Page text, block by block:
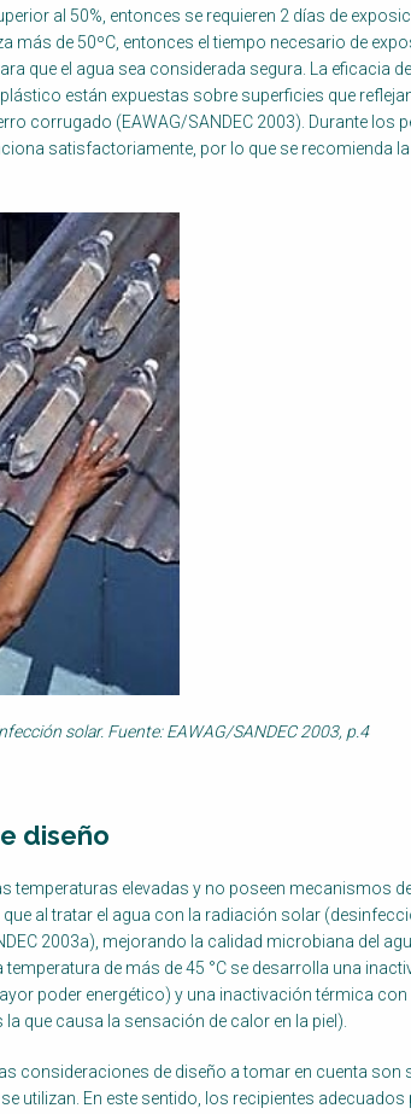
al 50%, entonces se requieren 2 días de
más de 50ºC, entonces el tiempo necesario de
que el agua sea considerada segura. La eficacia
están expuestas sobre superficies que
corrugado (EAWAG/SANDEC 2003). Durante los
satisfactoriamente, por lo que se recomienda la
solar. Fuente: EAWAG/SANDEC 2003, p.4
diseño
temperaturas elevadas y no poseen mecanismos
al tratar el agua con la radiación solar
2003a), mejorando la calidad microbiana del
temperatura de más de 45 °C se desarrolla una
poder energético) y una inactivación térmica
la que causa la sensación de calor en la piel).
consideraciones de diseño a tomar en cuenta son
utilizan. En este sentido, los recipientes adecuados